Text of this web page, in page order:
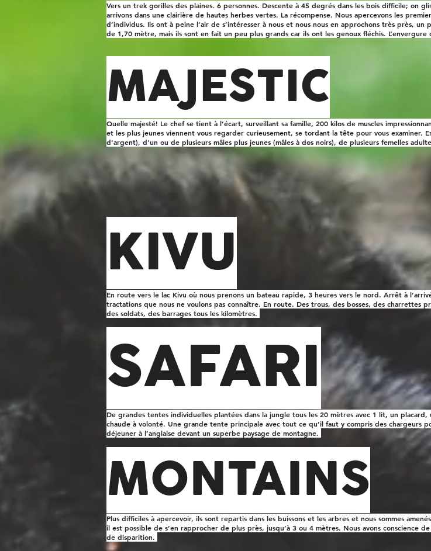
Vers un trek gorilles des plaines. 6 personnes. Descente à 45 degrés dans les bois difficile; on
arrivons dans une clairière de hautes herbes vertes. La récompense. Nous apercevons les
d’individus. Ils ont à peine l’air de s’intéresser à nous et nous nous en approchons très près,
de 1,70 mètre, mais ils sont en fait un peu plus grands car ils ont les genoux fléchis.
MAJESTIC
Quelle majesté! Le chef se tient à l’écart, surveillant sa famille, 200 kilos de muscles
et les plus jeunes viennent vous regarder curieusement, se tordant la tête pour vous examiner.
d'argent), d'un ou de plusieurs mâles plus jeunes (mâles à dos noirs), de plusieurs femelles
KIVU
En route vers le lac Kivu où nous prenons un bateau rapide, 3 heures vers le nord. Arrêt à
tractations que nous ne voulons pas connaître. En route. Des trous, des bosses, des charrettes
des soldats, des barrages tous les kilomètres.
SAFARI
De grandes tentes individuelles plantées dans la jungle tous les 20 mètres avec 1 lit, un
chaude à volonté. Une grande tente principale avec tout ce qu’il faut y compris des
déjeuner à l’anglaise devant un superbe paysage de montagne.
MONTAINS
Plus difficiles à apercevoir, ils sont repartis dans les buissons et les arbres et nous sommes
il est possible de s’en rapprocher de plus près, jusqu’à 3 ou 4 mètres. Nous avons
de disparition.